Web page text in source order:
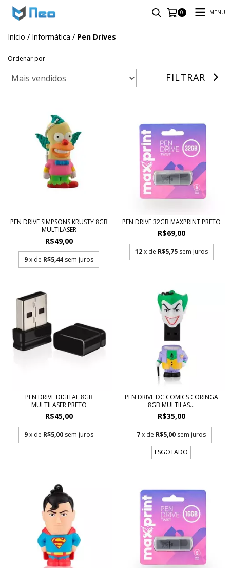
0 MENU
Início / Informática / Pen Drives
Ordenar por
FILTRAR
PEN DRIVE SIMPSONS KRUSTY 8GB
MULTILASER
R$49,00
9x de R$5,44 sem juros
PEN DRIVE 32GB MAXPRINT PRETO
R$69,00
12 x de R$5,75 sem juros
PEN DRIVE DIGITAL 8GB
MULTILASER PRETO
R$45,00
9x de R$5,00 sem juros
PEN DRIVE DC COMICS CORINGA
8GB MULTILAS...
R$35,00
7x de R$5,00 sem juros
ESGOTADO